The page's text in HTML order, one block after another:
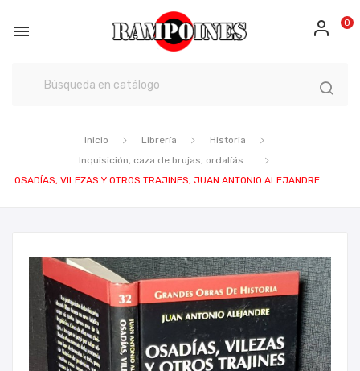
 0
Inicio Librería
Historia
Inquisición, caza de brujas, ordalíás...
OSADÍAS, VILEZAS Y OTROS TRAJINES, JUAN ANTONIO ALEJANDRE.